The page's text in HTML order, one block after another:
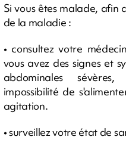
Si vous êtes malade, afin
de la maladie :
• consultez votre
vous avez des signes et
abdominales sévères,
impossibilité de
agitation.
• surveillez votre état de